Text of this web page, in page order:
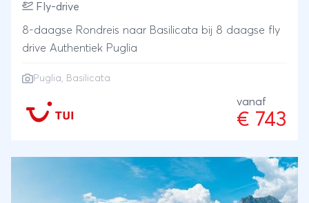
Fly-drive
8-daagse Rondreis naar Basilicata bij 8 daagse fly
drive Authentiek Puglia
Puglia, Basilicata
vanaf
€ 743